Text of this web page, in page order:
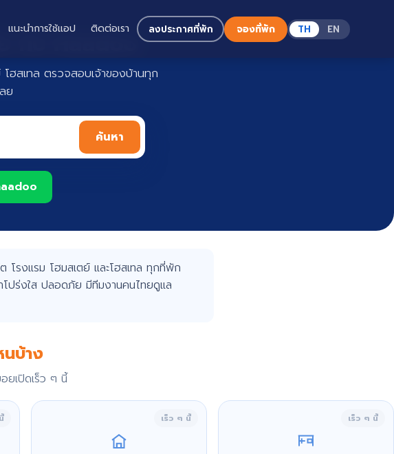
แนะนำการใช้แอป ติดต่อเรา ลงประกาศที่พัก จองที่พัก TH EN
กับ Haadoo
สเทล ตรวจสอบเจ้าของบ้านทุก
ย
ค้นหา
รงแรม โฮมสเตย์ และโฮสเทล ทุกที่พัก
ปร่งใส ปลอดภัย มีทีมงานคนไทยดูแล
บ้าง
ยเปิดเร็ว ๆ นี้
เร็ว ๆ นี้ เร็ว ๆ นี้